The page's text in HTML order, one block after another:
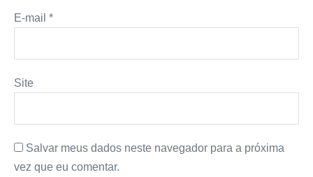
E-mail *
Site
Salvar meus dados neste navegador para a próxima
vez que eu comentar.